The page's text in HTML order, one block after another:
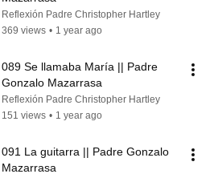
Reflexión Padre Christopher Hartley
369 views • 1 year ago
089 Se llamaba María || Padre
Gonzalo Mazarrasa
Reflexión Padre Christopher Hartley
151 views • 1 year ago
091 La guitarra || Padre Gonzalo
Mazarrasa